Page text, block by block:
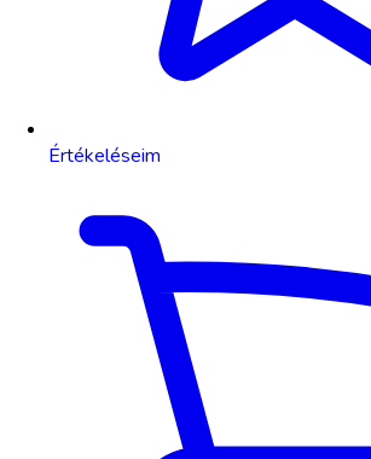
Értékeléseim